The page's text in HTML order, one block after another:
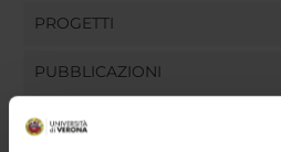
PROGETTI
PUBBLICAZIONI
INCARICHI